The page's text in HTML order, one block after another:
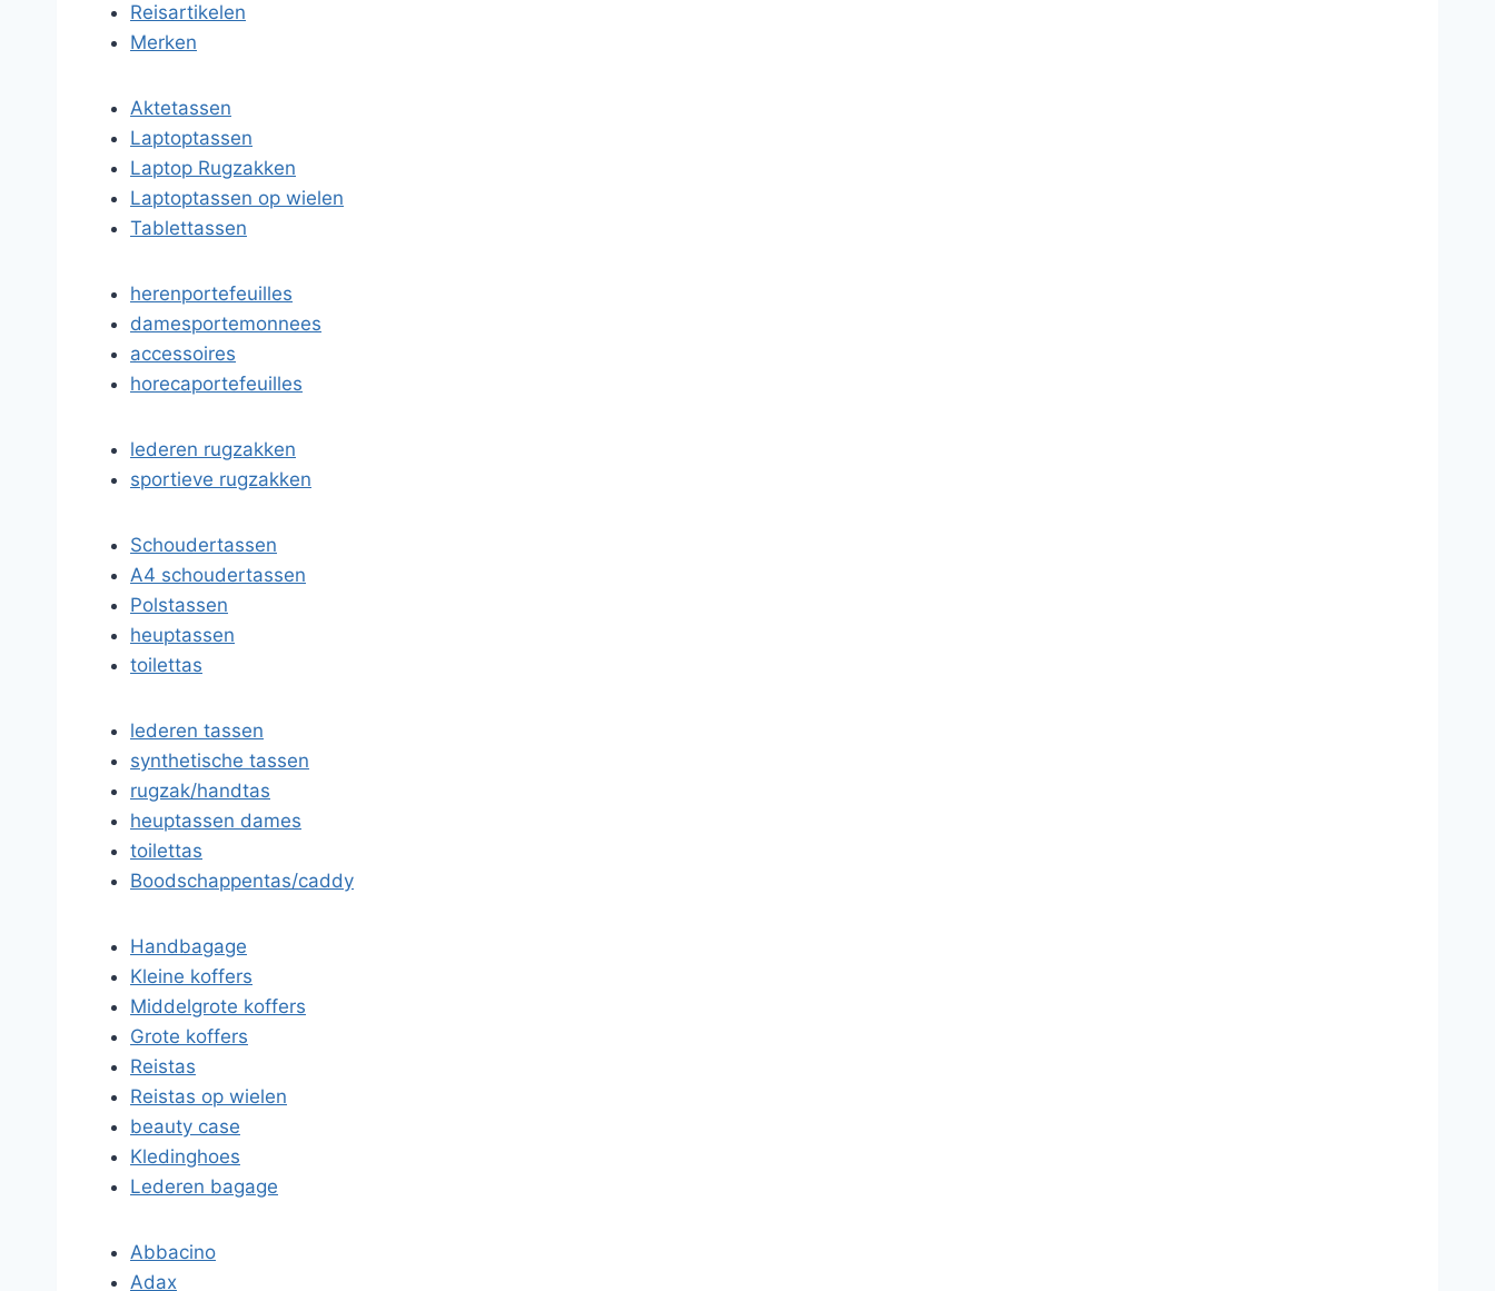
Reisartikelen
Merken
Aktetassen
Laptoptassen
Laptop Rugzakken
Laptoptassen op wielen
Tablettassen
herenportefeuilles
damesportemonnees
accessoires
horecaportefeuilles
lederen rugzakken
sportieve rugzakken
Schoudertassen
A4 schoudertassen
Polstassen
heuptassen
toilettas
lederen tassen
synthetische tassen
rugzak/handtas
heuptassen dames
toilettas
Boodschappentas/caddy
Handbagage
Kleine koffers
Middelgrote koffers
Grote koffers
Reistas
Reistas op wielen
beauty case
Kledinghoes
Lederen bagage
Abbacino
Adax